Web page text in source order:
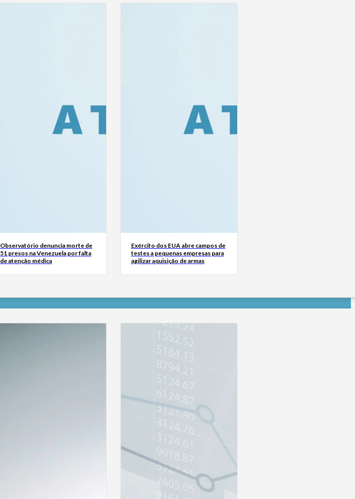
Observatório denuncia morte de
51 presos na Venezuela por falta
de atenção médica
Exército dos EUA abre campos de
testes a pequenas empresas para
agilizar aquisição de armas